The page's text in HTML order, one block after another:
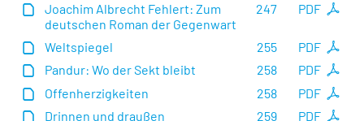
PDF
247
Joachim Albrecht Fehlert: Zum
deutschen Roman der Gegenwart
PDF
255
Weltspiegel
PDF
258
Pandur: Wo der Sekt bleibt
PDF
258
Offenherzigkeiten
PDF
259
Drinnen und draußen